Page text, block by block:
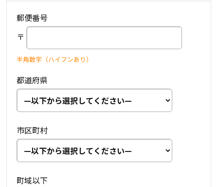
郵便番号
〒
半角数字（ハイフンあり）
都道府県
市区町村
町域以下